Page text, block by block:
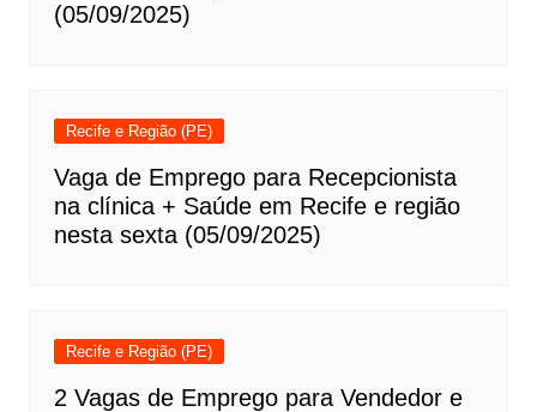
(05/09/2025)
Recife e Região (PE)
Vaga de Emprego para Recepcionista
na clínica + Saúde em Recife e região
nesta sexta (05/09/2025)
Recife e Região (PE)
2 Vagas de Emprego para Vendedor e